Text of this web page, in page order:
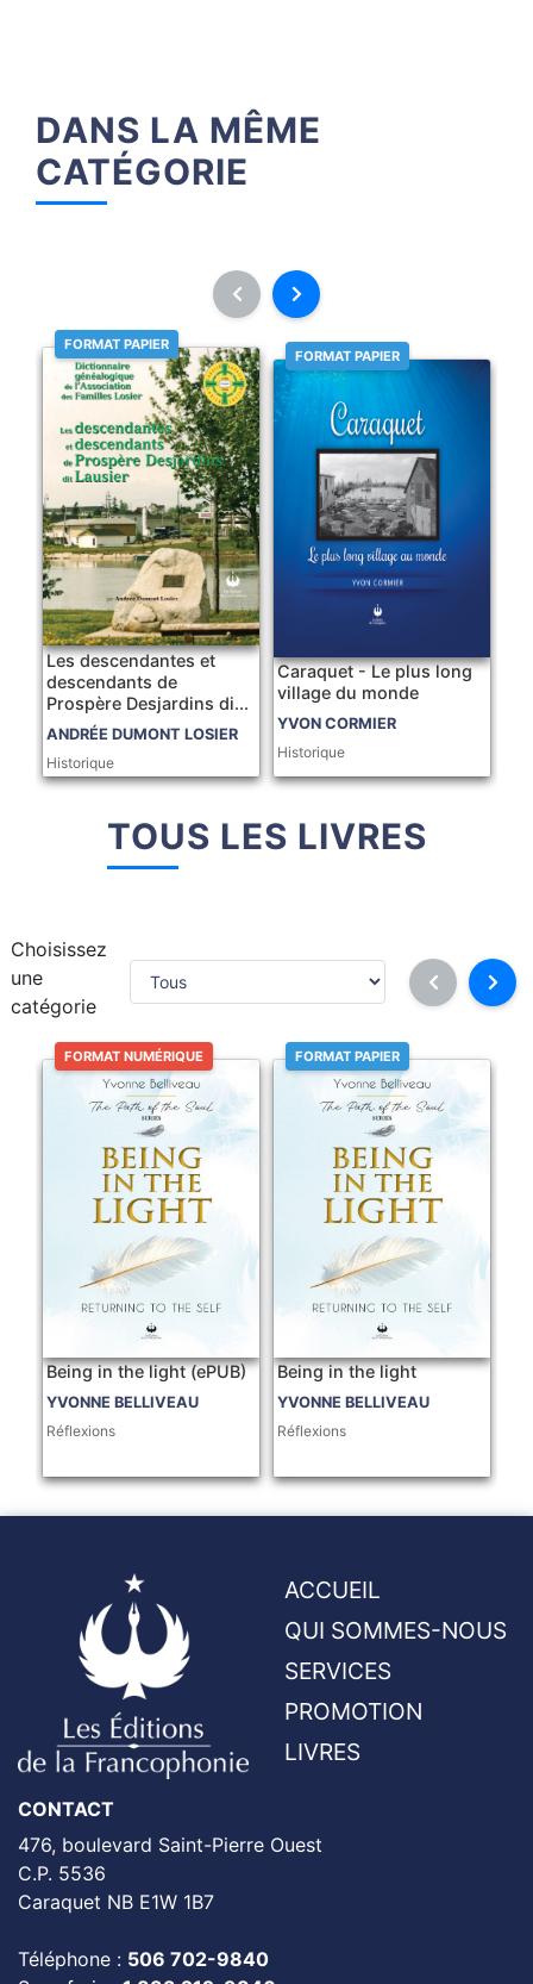
DANS LA MÊME
CATÉGORIE
FORMAT PAPIER
Les descendantes et
descendants de
Prospère Desjardins di...
ANDRÉE DUMONT LOSIER
Historique
FORMAT PAPIER
Caraquet - Le plus long
village du monde
YVON CORMIER
Historique
TOUS LES LIVRES
Choisissez
une
catégorie
FORMAT NUMÉRIQUE
Being in the light (ePUB)
YVONNE BELLIVEAU
Réflexions
FORMAT PAPIER
Being in the light
YVONNE BELLIVEAU
Réflexions
ACCUEIL
QUI SOMMES-NOUS
SERVICES
PROMOTION
LIVRES
CONTACT
476, boulevard Saint-Pierre Ouest
C.P. 5536
Caraquet NB E1W 1B7
Téléphone : 506 702-9840